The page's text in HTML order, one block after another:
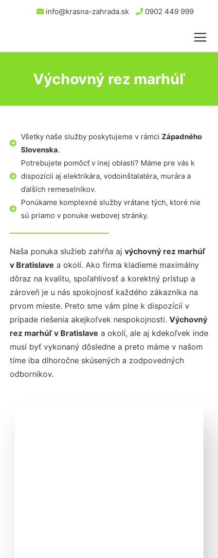
info@krasna-zahrada.sk 0902 449 999
Výchovný rez marhúľ
Všetky naše služby poskytujeme v rámci Západného
Slovenska.
Potrebujete pomôcť v inej oblasti? Máme pre vás k
dispozícii aj elektrikára, vodoinštalatéra, murára a
ďalších remeselníkov.
Ponúkame komplexné služby vrátane tých, ktoré nie
sú priamo v ponuke webovej stránky.
Naša ponuka služieb zahŕňa aj výchovný rez marhúľ
v Bratislave a okolí. Ako firma kladieme maximálny
dôraz na kvalitu, spoľahlivosť a korektný prístup a
zároveň je u nás spokojnosť každého zákazníka na
prvom mieste. Preto sme vám plne k dispozícií v
prípade riešenia akejkoľvek nespokojnosti. Výchovný
rez marhúľ v Bratislave a okolí, ale aj kdekoľvek inde
musí byť vykonaný dôsledne a preto máme v našom
tíme iba dlhoročne skúsených a zodpovedných
odborníkov.